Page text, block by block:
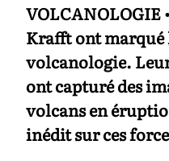
VOLCANOLOGIE
Krafft ont marqué
volcanologie.
ont capturé des
volcans en
inédit sur ces